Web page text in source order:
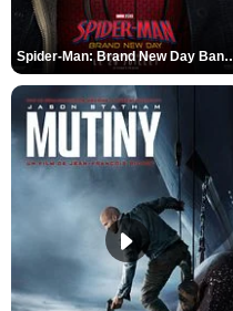
Spider-Man: Brand New